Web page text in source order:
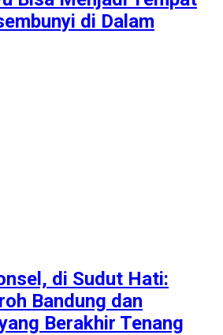
di Dalam
di Sudut Hati:
Bandung dan
Berakhir Tenang